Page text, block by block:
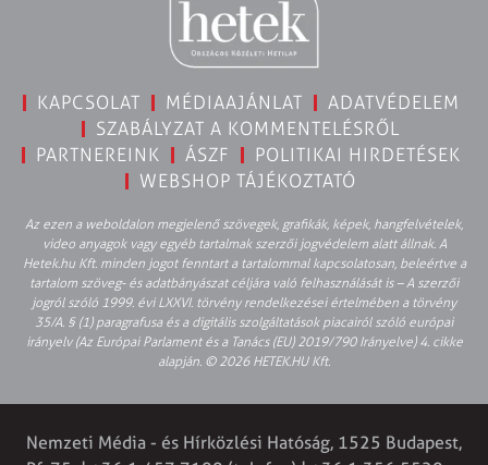
KAPCSOLAT MÉDIAAJÁNLAT
ADATVÉDELEM
SZABÁLYZAT A KOMMENTELÉSRŐL
PARTNEREINK
ÁSZF
POLITIKAI HIRDETÉSEK
WEBSHOP TÁJÉKOZTATÓ
Az ezen a weboldalon megjelenő szövegek, grafikák, képek, hangfelvételek,
video anyagok vagy egyéb tartalmak szerzői jogvédelem alatt állnak. A
Hetek.hu Kft. minden jogot fenntart a tartalommal kapcsolatosan, beleértve a
tartalom szöveg- és adatbányászat céljára való felhasználását is – A szerzői
jogról szóló 1999. évi LXXVI. törvény rendelkezései értelmében a törvény
35/A. § (1) paragrafusa és a digitális szolgáltatások piacairól szóló európai
irányelv (Az Európai Parlament és a Tanács (EU) 2019/790 Irányelve) 4. cikke
alapján. © 2026 HETEK.HU Kft.
Nemzeti Média - és Hírközlési Hatóság, 1525 Budapest,